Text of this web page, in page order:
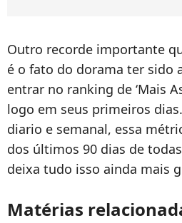
Outro recorde importante
é o fato do dorama ter sido
entrar no ranking de ‘Mais
logo em seus primeiros
diario e semanal, essa
dos últimos 90 dias de
deixa tudo isso ainda mais
Matérias